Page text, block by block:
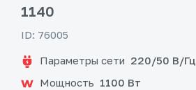
1140
ID: 76005
Параметры сети 220/50 В/Гц
Мощность 1100 Вт